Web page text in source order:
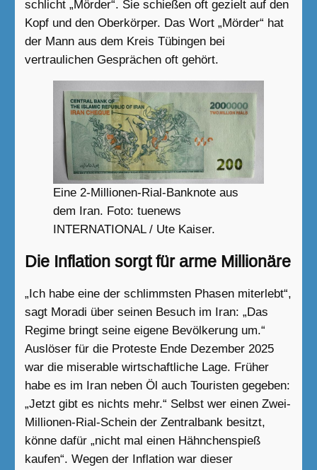
schlicht „Mörder“. Sie schießen oft gezielt auf den
Kopf und den Oberkörper. Das Wort „Mörder“ hat
der Mann aus dem Kreis Tübingen bei
vertraulichen Gesprächen oft gehört.
Eine 2-Millionen-Rial-Banknote aus
dem Iran. Foto: tuenews
INTERNATIONAL / Ute Kaiser.
Die Inflation sorgt für arme Millionäre
„Ich habe eine der schlimmsten Phasen miterlebt“,
sagt Moradi über seinen Besuch im Iran: „Das
Regime bringt seine eigene Bevölkerung um.“
Auslöser für die Proteste Ende Dezember 2025
war die miserable wirtschaftliche Lage. Früher
habe es im Iran neben Öl auch Touristen gegeben:
„Jetzt gibt es nichts mehr.“ Selbst wer einen Zwei-
Millionen-Rial-Schein der Zentralbank besitzt,
könne dafür „nicht mal einen Hähnchenspieß
kaufen“. Wegen der Inflation war dieser